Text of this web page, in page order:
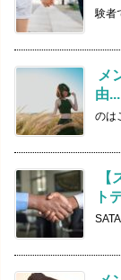
験者
メ
由...
のは
ト